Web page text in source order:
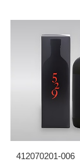
412070201-006